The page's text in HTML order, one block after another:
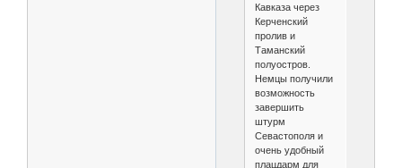
Кавказа через
Керченский
пролив и
Таманский
полуостров.
Немцы получили
возможность
завершить
штурм
Севастополя и
очень удобный
плацдарм для